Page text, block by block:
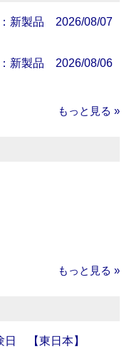
新製品 2026/08/07
新製品 2026/08/06
もっと見る »
もっと見る »
【東日本】